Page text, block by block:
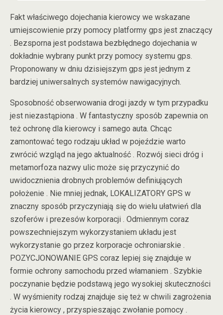
Fakt właściwego dojechania kierowcy we wskazane
umiejscowienie przy pomocy platformy gps jest znaczący
. Bezsporna jest podstawa bezbłędnego dojechania w
dokładnie wybrany punkt przy pomocy systemu gps.
Proponowany w dniu dzisiejszym gps jest jednym z
bardziej uniwersalnych systemów nawigacyjnych.
Sposobność obserwowania drogi jazdy w tym przypadku
jest niezastąpiona . W fantastyczny sposób zapewnia on
też ochronę dla kierowcy i samego auta. Chcąc
zamontować tego rodzaju układ w pojeździe warto
zwrócić wzgląd na jego aktualność . Rozwój sieci dróg i
metamorfoza nazwy ulic może się przyczynić do
uwidocznienia drobnych problemów definiujących
położenie . Nie mniej jednak, LOKALIZATORY GPS w
znaczny sposób przyczyniają się do wielu ułatwień dla
szoferów i prezesów korporacji . Odmiennym coraz
powszechniejszym wykorzystaniem układu jest
wykorzystanie go przez korporacje ochroniarskie .
POZYCJONOWANIE GPS coraz lepiej się znajduje w
formie ochrony samochodu przed włamaniem . Szybkie
poczynanie będzie podstawą jego wysokiej skuteczności
. W wyśmienity rodzaj znajduje się też w chwili zagrożenia
życia kierowcy , przyspieszając zwołanie pomocy .